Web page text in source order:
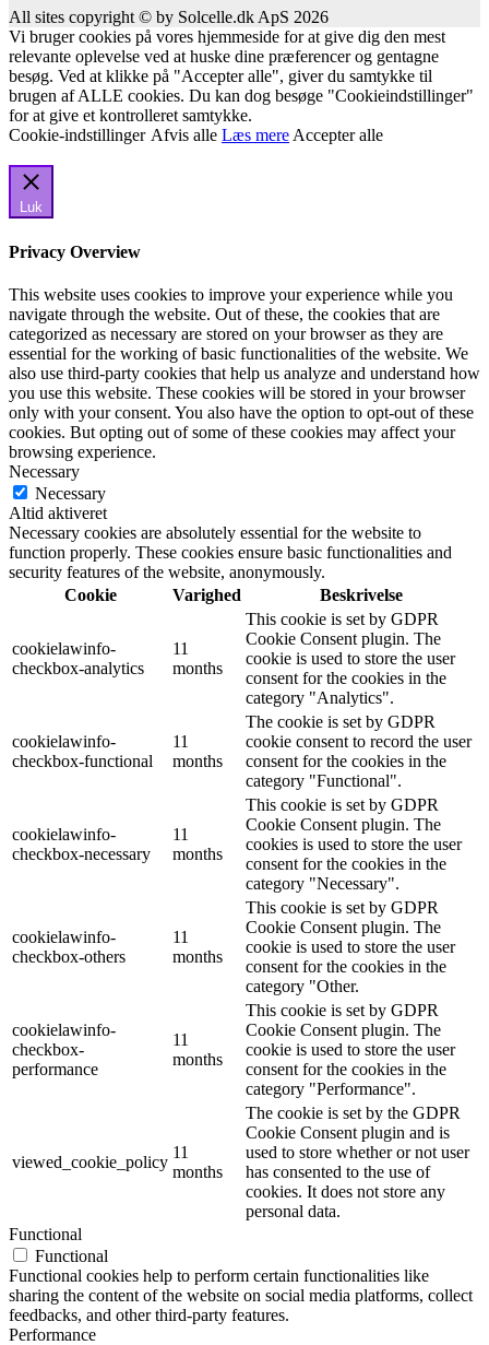
All sites copyright © by Solcelle.dk ApS 2026
Vi bruger cookies på vores hjemmeside for at give dig den mest
relevante oplevelse ved at huske dine præferencer og gentagne
besøg. Ved at klikke på "Accepter alle", giver du samtykke til
brugen af ALLE cookies. Du kan dog besøge "Cookieindstillinger"
for at give et kontrolleret samtykke.
Cookie-indstillinger Afvis alle Læs mereAccepter alle
Luk
Privacy Overview
This website uses cookies to improve your experience while you
navigate through the website. Out of these, the cookies that are
categorized as necessary are stored on your browser as they are
essential for the working of basic functionalities of the website. We
also use third-party cookies that help us analyze and understand how
you use this website. These cookies will be stored in your browser
only with your consent. You also have the option to opt-out of these
cookies. But opting out of some of these cookies may affect your
browsing experience.
Necessary
Necessary
Altid aktiveret
Necessary cookies are absolutely essential for the website to
function properly. These cookies ensure basic functionalities and
security features of the website, anonymously.
Cookie
Varighed Beskrivelse
cookielawinfo-
checkbox-analytics
11
months
This cookie is set by GDPR
Cookie Consent plugin. The
cookie is used to store the user
consent for the cookies in the
category "Analytics".
cookielawinfo-
checkbox-functional
11
months
The cookie is set by GDPR
cookie consent to record the user
consent for the cookies in the
category "Functional".
cookielawinfo-
checkbox-necessary
11
months
This cookie is set by GDPR
Cookie Consent plugin. The
cookies is used to store the user
consent for the cookies in the
category "Necessary".
cookielawinfo-
checkbox-others
11
months
This cookie is set by GDPR
Cookie Consent plugin. The
cookie is used to store the user
consent for the cookies in the
category "Other.
cookielawinfo-
checkbox-
performance
11
months
This cookie is set by GDPR
Cookie Consent plugin. The
cookie is used to store the user
consent for the cookies in the
category "Performance".
viewed_cookie_policy
11
months
The cookie is set by the GDPR
Cookie Consent plugin and is
used to store whether or not user
has consented to the use of
cookies. It does not store any
personal data.
Functional
Functional
Functional cookies help to perform certain functionalities like
sharing the content of the website on social media platforms, collect
feedbacks, and other third-party features.
Performance